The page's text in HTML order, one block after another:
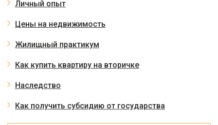
Личный опыт
Цены на недвижимость
Жилищный практикум
Как купить квартиру на вторичке
Наследство
Как получить субсидию от государства